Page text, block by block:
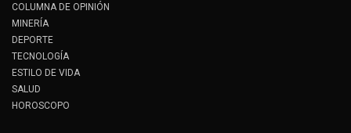
COLUMNA DE OPINIÓN
MINERÍA
DEPORTE
TECNOLOGÍA
ESTILO DE VIDA
SALUD
HOROSCOPO